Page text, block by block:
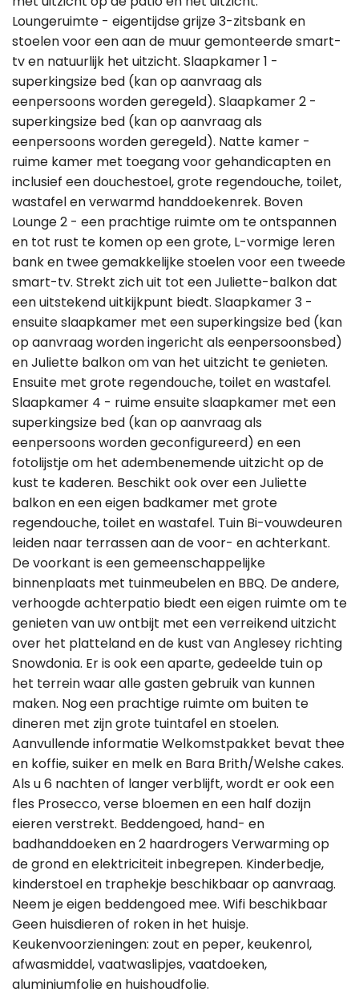
Loungeruimte - eigentijdse grijze 3-zitsbank en
stoelen voor een aan de muur gemonteerde smart-
tv en natuurlijk het uitzicht. Slaapkamer 1 -
superkingsize bed (kan op aanvraag als
eenpersoons worden geregeld). Slaapkamer 2 -
superkingsize bed (kan op aanvraag als
eenpersoons worden geregeld). Natte kamer -
ruime kamer met toegang voor gehandicapten en
inclusief een douchestoel, grote regendouche, toilet,
wastafel en verwarmd handdoekenrek. Boven
Lounge 2 - een prachtige ruimte om te ontspannen
en tot rust te komen op een grote, L-vormige leren
bank en twee gemakkelijke stoelen voor een tweede
smart-tv. Strekt zich uit tot een Juliette-balkon dat
een uitstekend uitkijkpunt biedt. Slaapkamer 3 -
ensuite slaapkamer met een superkingsize bed (kan
op aanvraag worden ingericht als eenpersoonsbed)
en Juliette balkon om van het uitzicht te genieten.
Ensuite met grote regendouche, toilet en wastafel.
Slaapkamer 4 - ruime ensuite slaapkamer met een
superkingsize bed (kan op aanvraag als
eenpersoons worden geconfigureerd) en een
fotolijstje om het adembenemende uitzicht op de
kust te kaderen. Beschikt ook over een Juliette
balkon en een eigen badkamer met grote
regendouche, toilet en wastafel. Tuin Bi-vouwdeuren
leiden naar terrassen aan de voor- en achterkant.
De voorkant is een gemeenschappelijke
binnenplaats met tuinmeubelen en BBQ. De andere,
verhoogde achterpatio biedt een eigen ruimte om te
genieten van uw ontbijt met een verreikend uitzicht
over het platteland en de kust van Anglesey richting
Snowdonia. Er is ook een aparte, gedeelde tuin op
het terrein waar alle gasten gebruik van kunnen
maken. Nog een prachtige ruimte om buiten te
dineren met zijn grote tuintafel en stoelen.
Aanvullende informatie Welkomstpakket bevat thee
en koffie, suiker en melk en Bara Brith/Welshe cakes.
Als u 6 nachten of langer verblijft, wordt er ook een
fles Prosecco, verse bloemen en een half dozijn
eieren verstrekt. Beddengoed, hand- en
badhanddoeken en 2 haardrogers Verwarming op
de grond en elektriciteit inbegrepen. Kinderbedje,
kinderstoel en traphekje beschikbaar op aanvraag.
Neem je eigen beddengoed mee. Wifi beschikbaar
Geen huisdieren of roken in het huisje.
Keukenvoorzieningen: zout en peper, keukenrol,
afwasmiddel, vaatwaslipjes, vaatdoeken,
aluminiumfolie en huishoudfolie.